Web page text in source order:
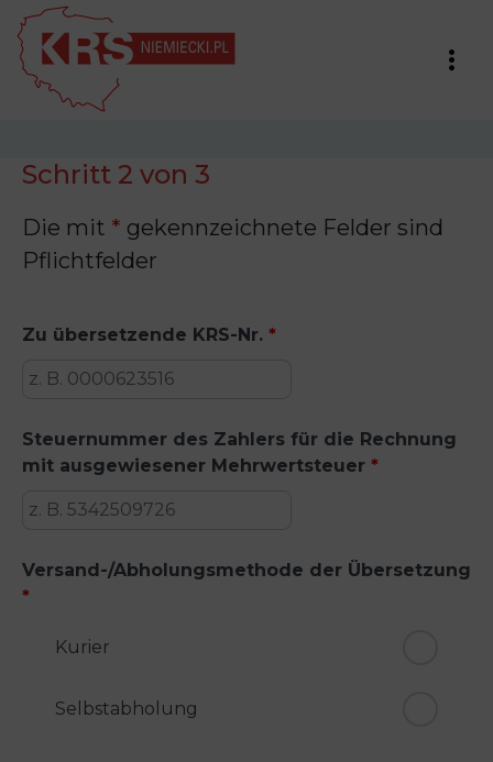
Schritt 2 von 3
Die mit * gekennzeichnete Felder sind
Pflichtfelder
Zu übersetzende KRS-Nr. *
Steuernummer des Zahlers für die Rechnung
mit ausgewiesener Mehrwertsteuer *
Versand-/Abholungsmethode der Übersetzung
*
Kurier
Selbstabholung